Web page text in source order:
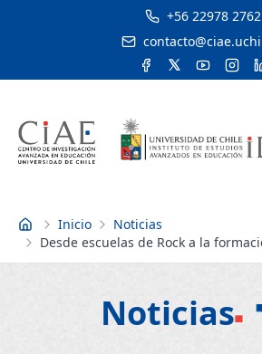
+56 22978 2762
Inicio Inicio
Noticias
Desde escuelas de Rock a la
revelan experiencias pedagógicas
Noticias